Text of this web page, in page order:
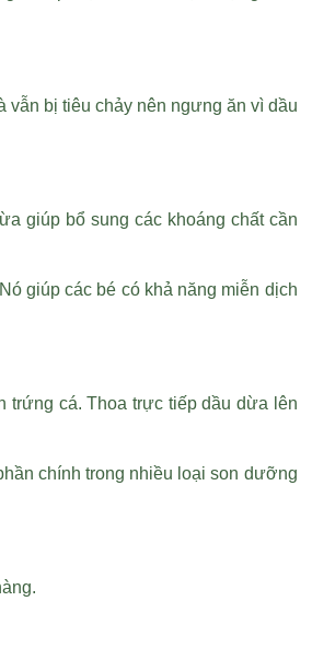
bị tiêu chảy nên ngưng ăn vì dầu
giúp bổ sung các khoáng chất cần
giúp các bé có khả năng miễn dịch
trứng cá. Thoa trực tiếp dầu dừa lên
chính trong nhiều loại son dưỡng